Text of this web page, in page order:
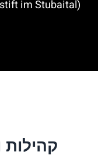
(Neustift im Stubaital)